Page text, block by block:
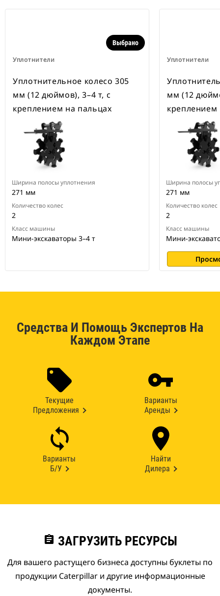
Уплотнители
Выбрано
Уплотнительное колесо 305
мм (12 дюймов), 3–4 т, с
креплением на пальцах
Ширина полосы уплотнения
271 мм
Количество колес
2
Класс машины
Мини-экскаваторы 3–4 т
Уплотнители
мм (12
креплением
Ширина полосы
271 мм
Количество колес
2
Класс машины
Мини-
Средства И Помощь Экспертов На
Каждом Этапе
Текущие
Предложения
Варианты
Аренды
Варианты
Б/У
Найти
Дилера
assignment ЗАГРУЗИТЬ РЕСУРСЫ
Для вашего растущего бизнеса доступны буклеты по
продукции Caterpillar и другие информационные
документы.